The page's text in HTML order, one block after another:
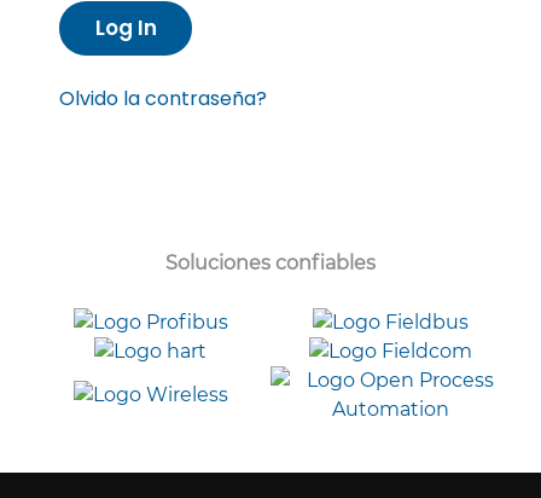
Log In
Olvido la contraseña?
Soluciones confiables